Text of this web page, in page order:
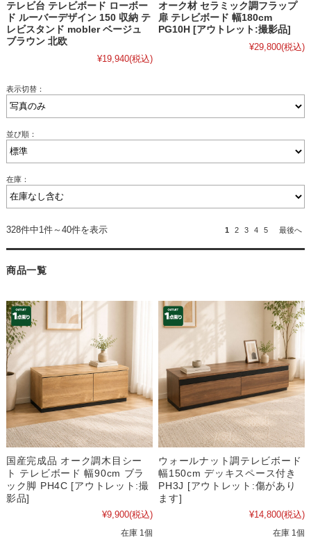
テレビ台 テレビボード ローボー
ド ルーバーデザイン 150 収納 テ
レビスタンド mobler ベージュ
ブラウン 北欧
¥19,940(税込)
オーク材 セラミック調フラップ
扉 テレビボード 幅180cm
PG10H [アウトレット:撮影品]
¥29,800(税込)
表示切替：
並び順：
在庫：
328件中1件～40件を表示 1 2 3 4 5 最後へ
商品一覧
国産完成品 オーク調木目シー
ト テレビボード 幅90cm ブラ
ック脚 PH4C [アウトレット:撮
影品]
¥9,900(税込)
在庫 1個
ウォールナット調テレビボード
幅150cm デッキスペース付き
PH3J [アウトレット:傷があり
ます]
¥14,800(税込)
在庫 1個